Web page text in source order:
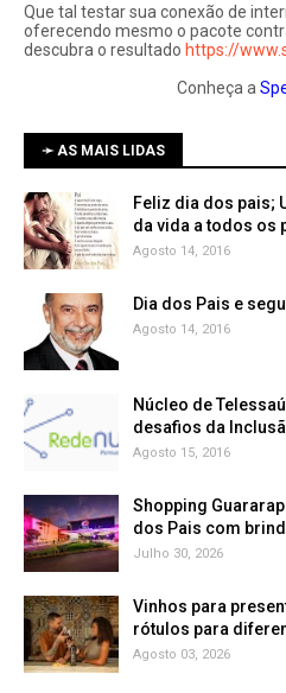
Que tal testar sua conexão de
oferecendo mesmo o pacote
descubra o resultado https://
Conheça a
➛ AS MAIS LIDAS
Feliz dia dos pais;
da vida a todos os
Agosto 14, 2016
Dia dos Pais e
Agosto 14, 2016
Núcleo de
Agosto 15, 2016
Shopping
dos Pais com
Julho 30, 2026
Vinhos para
rótulos para
Agosto 03, 2026